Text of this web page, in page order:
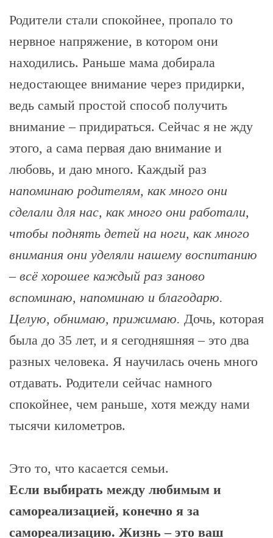
Родители стали спокойнее, пропало то
нервное напряжение, в котором они
находились. Раньше мама добирала
недостающее внимание через придирки,
ведь самый простой способ получить
внимание – придираться. Сейчас я не жду
этого, а сама первая даю внимание и
любовь, и даю много. Каждый раз
напоминаю родителям, как много они
сделали для нас, как много они работали,
чтобы поднять детей на ноги, как много
внимания они уделяли нашему воспитанию
– всё хорошее каждый раз заново
вспоминаю, напоминаю и благодарю.
Целую, обнимаю, прижимаю. Дочь, которая
была до 35 лет, и я сегодняшняя – это два
разных человека. Я научилась очень много
отдавать. Родители сейчас намного
спокойнее, чем раньше, хотя между нами
тысячи километров.
Это то, что касается семьи.
Если выбирать между любимым и
самореализацией, конечно я за
самореализацию. Жизнь – это ваш